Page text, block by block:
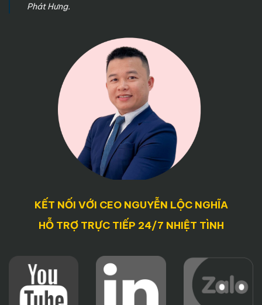
Phát Hưng.
KẾT NỐI VỚI CEO NGUYỄN LỘC NGHĨA
HỖ TRỢ TRỰC TIẾP 24/7 NHIỆT TÌNH